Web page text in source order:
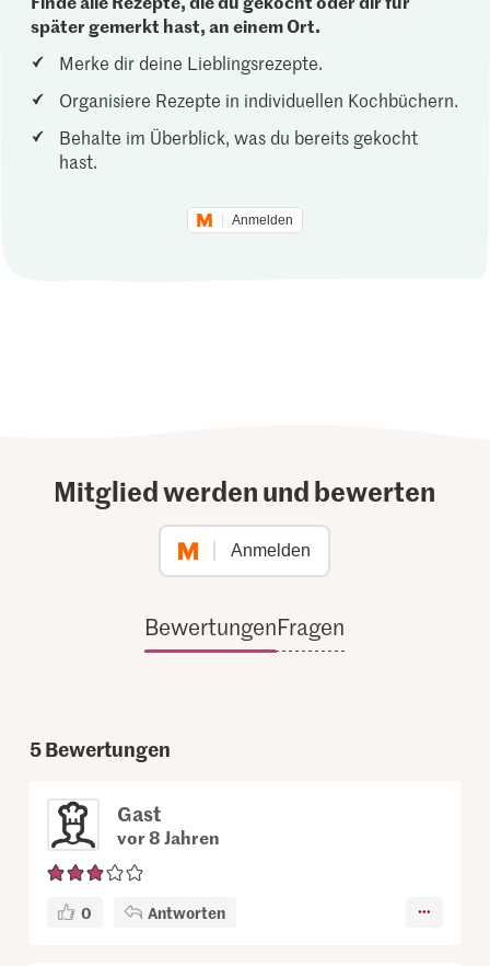
später gemerkt hast, an einem Ort.
Merke dir deine Lieblingsrezepte.
Organisiere Rezepte in individuellen Kochbüchern.
Behalte im Überblick, was du bereits gekocht
hast.
Anmelden
Mitglied werden und bewerten
Anmelden
BewertungenFragen
5Bewertungen
Gast
vor 8 Jahren
0 Antworten